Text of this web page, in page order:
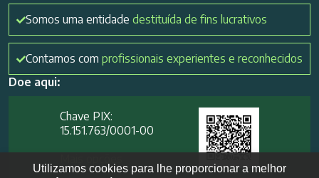
Somos uma entidade destituída de fins lucrativos
Contamos com profissionais experientes e reconhecidos
Doe aqui:
Chave PIX:
15.151.763/0001-00​
Utilizamos cookies para lhe proporcionar a melhor